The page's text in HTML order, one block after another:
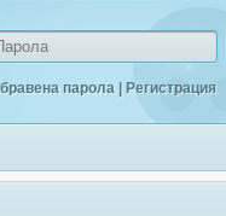
парола | Регистрация